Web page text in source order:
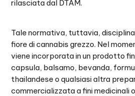
rilasciata dal DTAM.
Tale normativa, tuttavia,
fiore di cannabis grezzo. Nel
viene incorporata in un prodotto
capsula, balsamo, bevanda,
thailandese o qualsiasi altra
commercializzata a fini medicinali